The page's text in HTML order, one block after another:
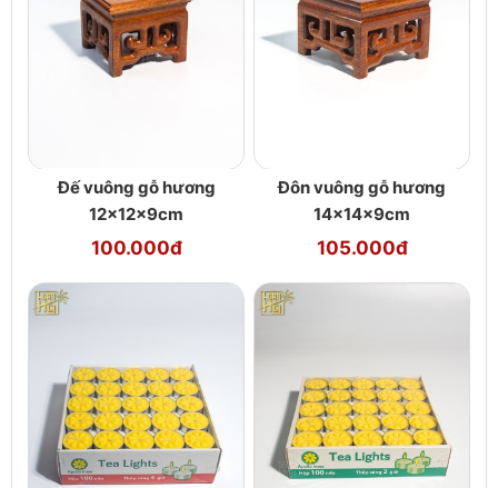
Đế vuông gỗ hương
12x12x9cm
100.000đ
Đôn vuông gỗ hương
14x14x9cm
105.000đ